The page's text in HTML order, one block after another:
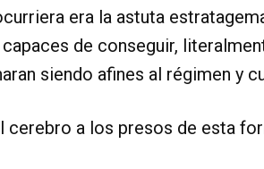
era la astuta
de conseguir,
siendo afines al régimen y
cerebro a los presos de esta